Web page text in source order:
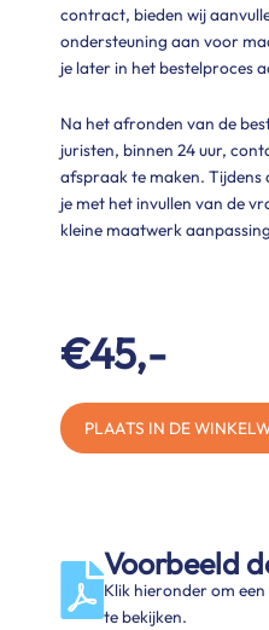
contract, bieden wij
ondersteuning aan voor
je later in het bestelproces
Na het afronden van de
juristen, binnen 24 uur,
afspraak te maken. Tijdens
je met het invullen van de
kleine maatwerk
€45,-
PLAATS IN DE
Voorbeeld
Klik hieronder om
te bekijken.